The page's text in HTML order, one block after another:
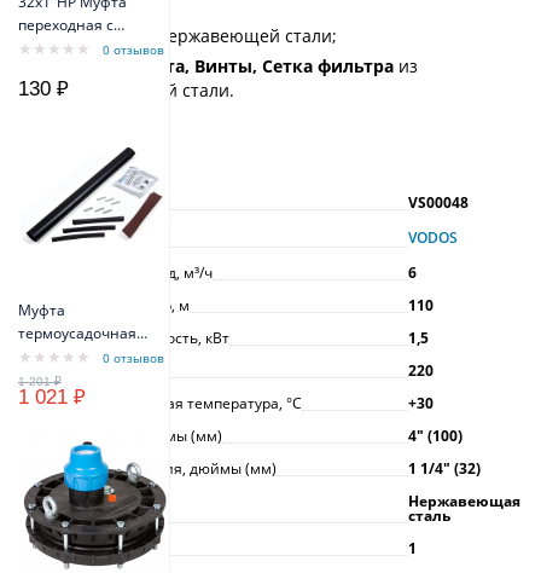
переходная с
наружной
0 отзывов
130 ₽
Муфта
термоусадочная
МТК 3x1,5 мм -
3x2,5мм
0 отзывов
1 021 ₽
стали АISI304;
Суппорт
из нержавеющей стали;
Тяговая муфта, Винты, Сетка фильтра из
нержавеющей стали.
Характеристики
Артикул
VS00048
Производитель
VODOS
Максимальный расход, м³/ч
6
Максимальный напор, м
110
Максимальная мощность, кВт
1,5
220
Максимальная рабочая температура, °С
+30
Диаметр насоса, дюймы (мм)
4ʺ (100)
Размер присоединения, дюймы (мм)
1 1/4ʺ (32)
Материал корпуса
Нержавеющая
сталь
Гарантия, г
1